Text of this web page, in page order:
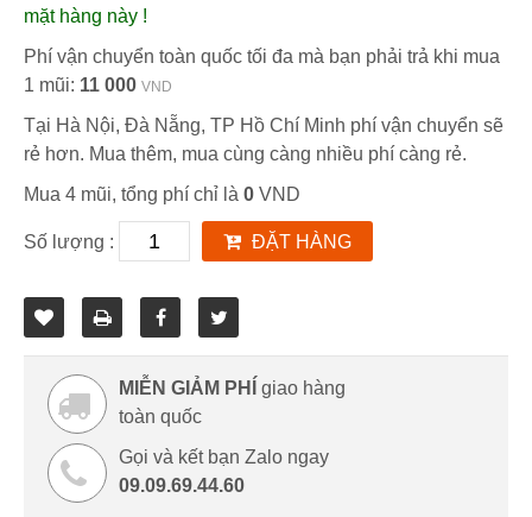
mặt hàng này !
Phí vận chuyển toàn quốc tối đa mà bạn phải trả khi mua
1 mũi: 11 000 VND
Tại Hà Nội, Đà Nẵng, TP Hồ Chí Minh phí vận chuyển sẽ
rẻ hơn. Mua thêm, mua cùng càng nhiều phí càng rẻ.
Mua 4 mũi, tổng phí chỉ là 0 VND
Số lượng : ĐẶT HÀNG
MIỄN GIẢM PHÍ
giao hàng
toàn quốc
Gọi và kết bạn Zalo ngay
09.09.69.44.60